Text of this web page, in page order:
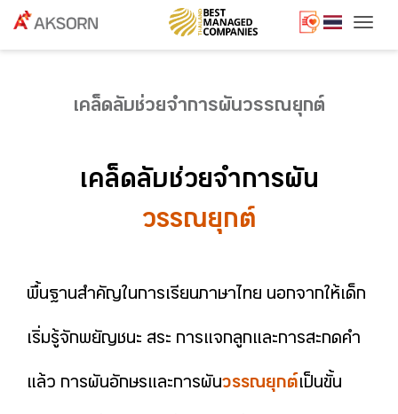
เคล็ดลับช่วยจำการผันวรรณยุกต์
เคล็ดลับช่วยจำการผัน
วรรณยุกต์
พื้นฐานสำคัญในการเรียนภาษาไทย นอกจากให้เด็ก
เริ่มรู้จักพยัญชนะ สระ การแจกลูกและการสะกดคำ
แล้ว การผันอักษรและการผันวรรณยุกต์เป็นขั้น